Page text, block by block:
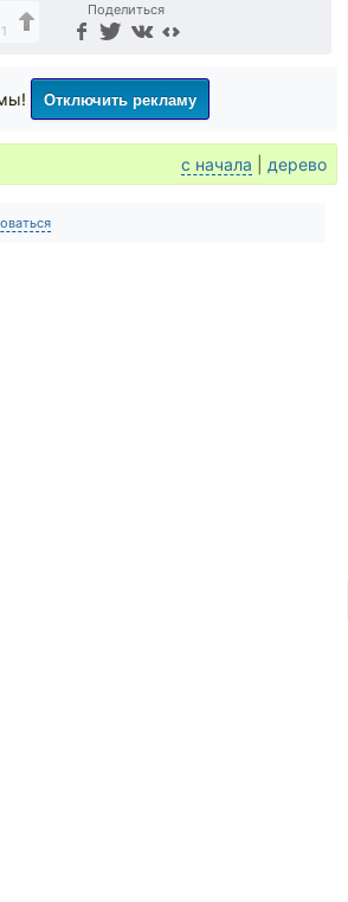
1
Поделиться
Отключить рекламу
с начала дерево